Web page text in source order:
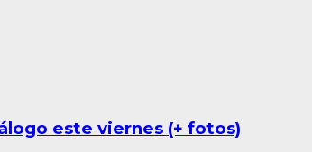
este viernes (+ fotos)